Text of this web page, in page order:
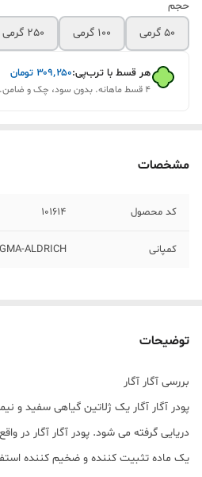
حجم
50 گرمی
100 گرمی 250 گرمی
هر قسط با ترب‌پی:۳۰۹٬۲۵۰ تومان
۴ قسط ماهانه. بدون سود، چک و ضامن.
مشخصات
کد محصول 101614
کمپانی ALDRICH
توضیحات
بررسی آگار آگار
پودر آگار آگار یک ژلاتین گیاهی سفید و
دریایی گرفته می شود. پودر آگار آگار در
یک ماده تثبیت کننده و ضخیم کننده